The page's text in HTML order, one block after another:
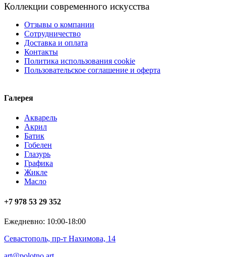
Коллекции современного искусства
Отзывы о компании
Сотрудничество
Доставка и оплата
Контакты
Политика использования cookie
Пользовательское соглашение и оферта
Галерея
Акварель
Акрил
Батик
Гобелен
Глазурь
Графика
Жикле
Масло
+7 978 53 29 352
Ежедневно: 10:00-18:00
Севастополь, пр-т Нахимова, 14